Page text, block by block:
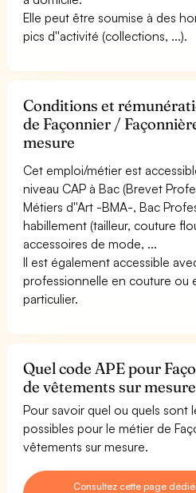
Elle peut être soumise à des
pics d''activité (collections, ...).
Conditions et
de Façonnier /
mesure
Cet emploi/métier est
niveau CAP à Bac (Brevet
Métiers d''Art -BMA-, Bac
habillement (tailleur, couture
accessoires de mode, ...
Il est également accessible
professionnelle en couture ou
particulier.
Quel code APE pour
de vêtements sur
Pour savoir quel ou quels sont
possibles pour le métier de
vêtements sur mesure.
Consultez cette page